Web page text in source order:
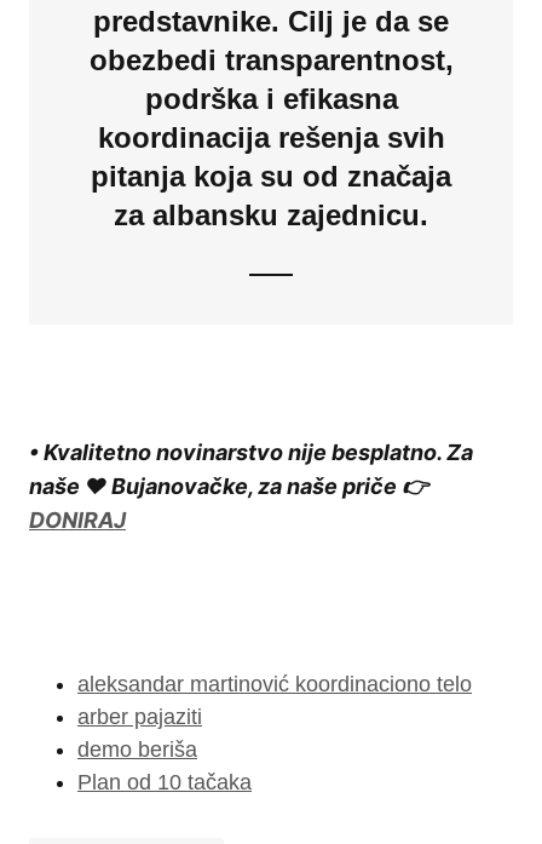
predstavnike. Cilj je da se
obezbedi transparentnost,
podrška i efikasna
koordinacija rešenja svih
pitanja koja su od značaja
za albansku zajednicu.
• Kvalitetno novinarstvo nije besplatno. Za
naše ❤️ Bujanovačke, za naše priče 👉
DONIRAJ
aleksandar martinović koordinaciono telo
arber pajaziti
demo beriša
Plan od 10 tačaka